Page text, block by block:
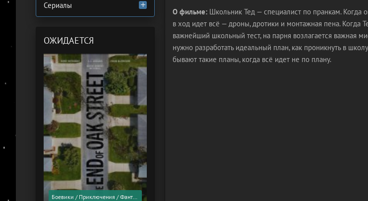
О фильме: Школьник Тед — специалист по пранкам. Когда
в ход идет всё — дроны, дротики и монтажная пена. Когда
важнейший школьный тест, на парня возлагается важная
нужно разработать идеальный план, как проникнуть в
бывают такие планы, когда всё идет не по плану.
Сериалы
ОЖИДАЕТСЯ
Боевики / Приключения / Фантастика / Фильмы 2026 года / Скоро в кино